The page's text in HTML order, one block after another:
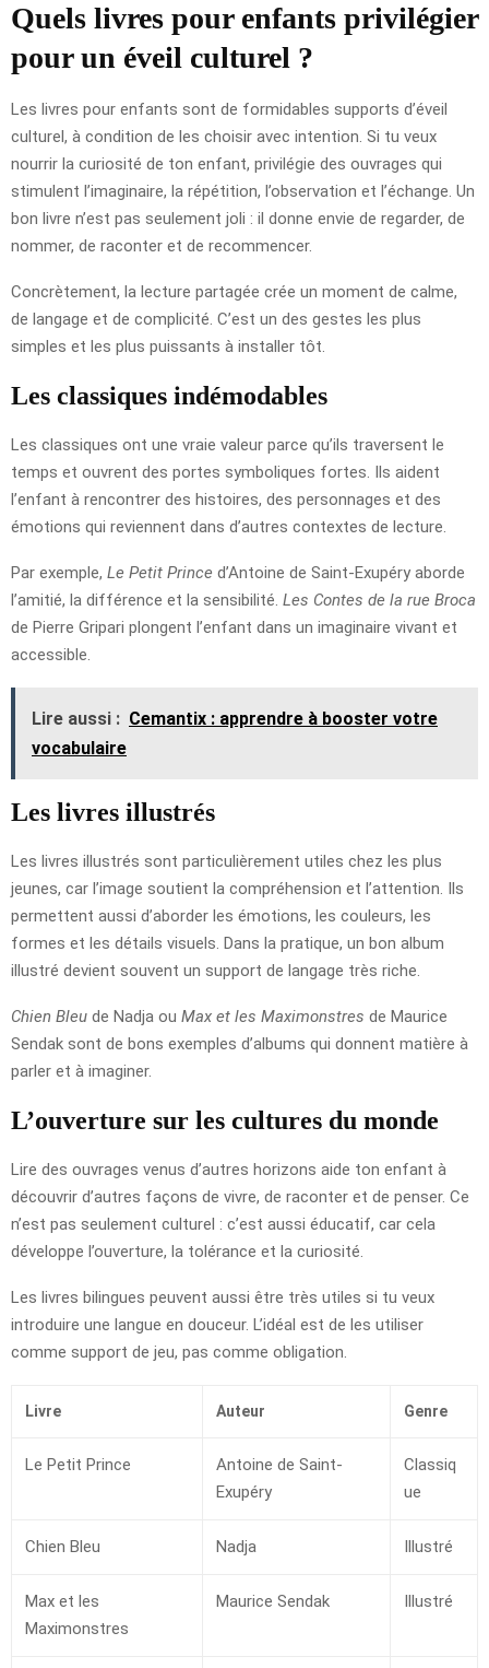
Quels livres pour enfants privilégier
pour un éveil culturel ?
Les livres pour enfants sont de formidables supports d’éveil
culturel, à condition de les choisir avec intention. Si tu veux
nourrir la curiosité de ton enfant, privilégie des ouvrages qui
stimulent l’imaginaire, la répétition, l’observation et l’échange. Un
bon livre n’est pas seulement joli : il donne envie de regarder, de
nommer, de raconter et de recommencer.
Concrètement, la lecture partagée crée un moment de calme,
de langage et de complicité. C’est un des gestes les plus
simples et les plus puissants à installer tôt.
Les classiques indémodables
Les classiques ont une vraie valeur parce qu’ils traversent le
temps et ouvrent des portes symboliques fortes. Ils aident
l’enfant à rencontrer des histoires, des personnages et des
émotions qui reviennent dans d’autres contextes de lecture.
Par exemple, Le Petit Prince d’Antoine de Saint-Exupéry aborde
l’amitié, la différence et la sensibilité. Les Contes de la rue Broca
de Pierre Gripari plongent l’enfant dans un imaginaire vivant et
accessible.
Lire aussi : Cemantix : apprendre à booster votre
vocabulaire
Les livres illustrés
Les livres illustrés sont particulièrement utiles chez les plus
jeunes, car l’image soutient la compréhension et l’attention. Ils
permettent aussi d’aborder les émotions, les couleurs, les
formes et les détails visuels. Dans la pratique, un bon album
illustré devient souvent un support de langage très riche.
Chien Bleu de Nadja ou Max et les Maximonstres de Maurice
Sendak sont de bons exemples d’albums qui donnent matière à
parler et à imaginer.
L’ouverture sur les cultures du monde
Lire des ouvrages venus d’autres horizons aide ton enfant à
découvrir d’autres façons de vivre, de raconter et de penser. Ce
n’est pas seulement culturel : c’est aussi éducatif, car cela
développe l’ouverture, la tolérance et la curiosité.
Les livres bilingues peuvent aussi être très utiles si tu veux
introduire une langue en douceur. L’idéal est de les utiliser
comme support de jeu, pas comme obligation.
Livre Auteur Genre
Le Petit Prince
Antoine de Saint-
Exupéry
Classiq
ue
Chien Bleu Nadja Illustré
Max et les
Maximonstres
Maurice Sendak Illustré